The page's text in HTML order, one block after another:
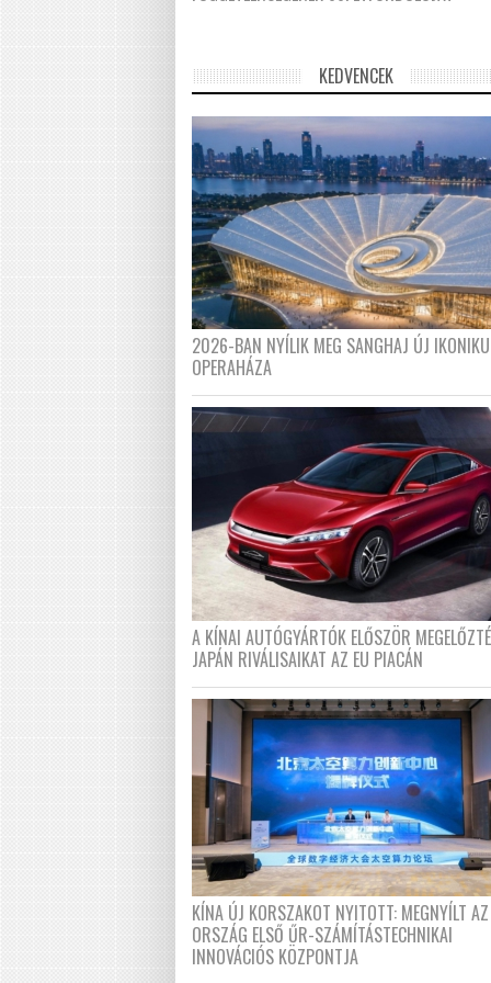
KEDVENCEK
2026-BAN NYÍLIK MEG SANGHAJ ÚJ
OPERAHÁZA
A KÍNAI AUTÓGYÁRTÓK ELŐSZÖR
JAPÁN RIVÁLISAIKAT AZ EU PIACÁN
KÍNA ÚJ KORSZAKOT NYITOTT: MEGNYÍLT AZ
ORSZÁG ELSŐ ŰR-SZÁMÍTÁSTECHNIKAI
INNOVÁCIÓS KÖZPONTJA